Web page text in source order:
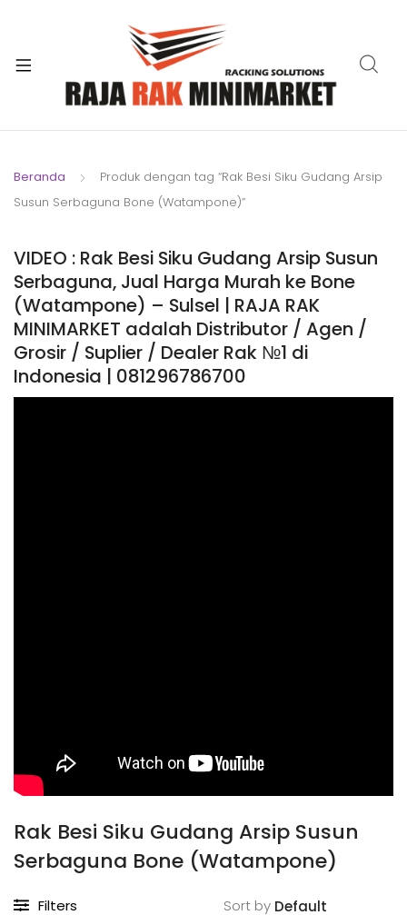
Beranda
Produk dengan tag “Rak Besi Siku Gudang Arsip
Susun Serbaguna Bone (Watampone)”
VIDEO : Rak Besi Siku Gudang Arsip Susun
Serbaguna, Jual Harga Murah ke Bone
(Watampone) – Sulsel | RAJA RAK
MINIMARKET adalah Distributor / Agen /
Grosir / Suplier / Dealer Rak №1 di
Indonesia | 081296786700
Rak Besi Siku Gudang Arsip Susun
Serbaguna Bone (Watampone)
Filters Sort by